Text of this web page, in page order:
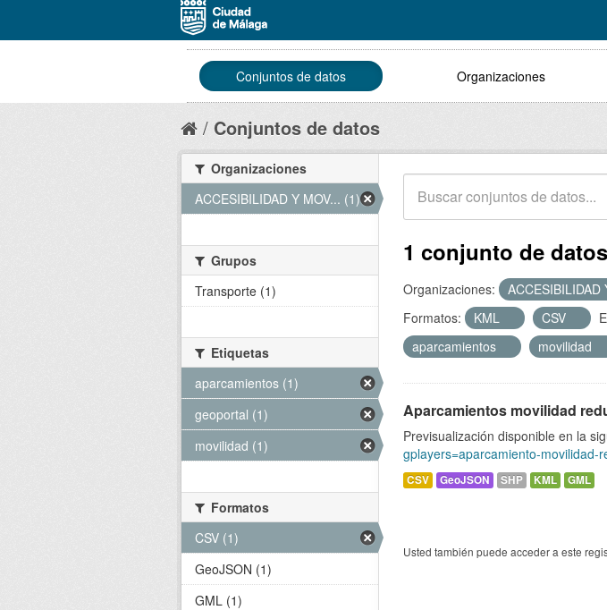
Conjuntos de datos Organizaciones
Conjuntos de datos
1 conjunto de
Organizaciones:
ACCESIBILIDAD
Formatos:
KML CSV
aparcamientos
movilidad
Aparcamientos movilidad
Previsualización disponible en la
gplayers=aparcamiento-movilidad-
CSV GeoJSON SHP KML GML
Usted también puede acceder a este
Organizaciones
ACCESIBILIDAD Y MOV... (1)
Grupos
Transporte (1)
Etiquetas
aparcamientos (1)
geoportal (1)
movilidad (1)
Formatos
CSV (1)
GeoJSON (1)
GML (1)